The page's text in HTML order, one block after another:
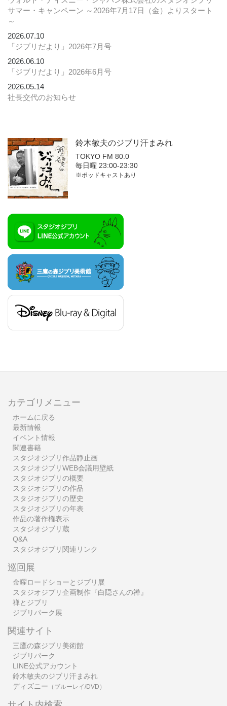
サマー・キャンペーン ～2026年7月17日（金）よりスタート
～
2026.07.10
「ジブリだより」2026年7月号
2026.06.10
「ジブリだより」2026年6月号
2026.05.14
社長交代のお知らせ
鈴木敏夫のジブリ汗まみれ
TOKYO FM 80.0
毎日曜 23:00-23:30
※ポッドキャストあり
カテゴリメニュー
ホームに戻る
最新情報
イベント情報
関連書籍
スタジオジブリ作品静止画
スタジオジブリWEB会議用壁紙
スタジオジブリの概要
スタジオジブリの作品
スタジオジブリの歴史
スタジオジブリの年表
作品の著作権表示
スタジオジブリ蔵
Q&A
スタジオジブリ関連リンク
巡回展
金曜ロードショーとジブリ展
スタジオジブリ企画制作『白隠さんの禅』
禅とジブリ
ジブリパーク展
関連サイト
三鷹の森ジブリ美術館
ジブリパーク
LINE公式アカウント
鈴木敏夫のジブリ汗まみれ
ディズニー （ブルーレイ/DVD）